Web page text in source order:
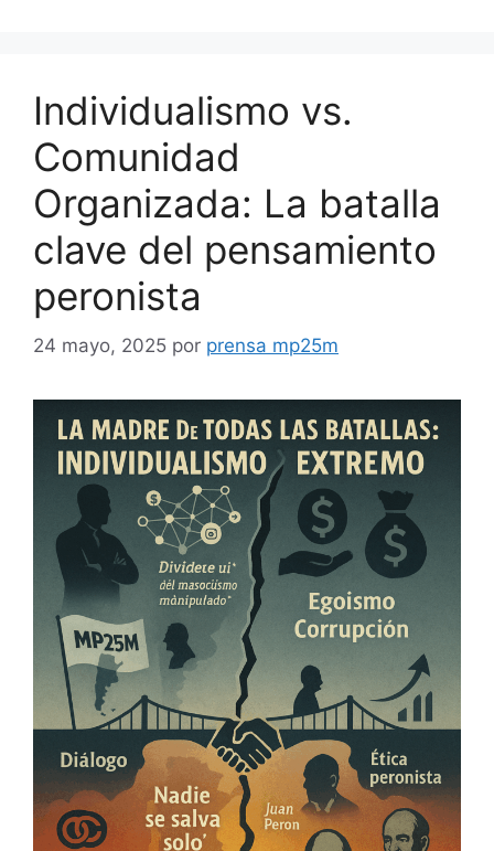
Individualismo vs.
Comunidad
Organizada: La batalla
clave del pensamiento
peronista
24 mayo, 2025 por prensa mp25m